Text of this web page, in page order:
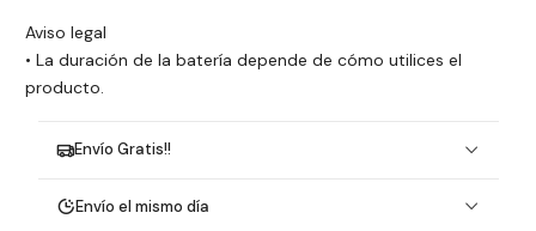
Aviso legal
• La duración de la batería depende de cómo utilices el
producto.
Envío Gratis!!
Envío el mismo día